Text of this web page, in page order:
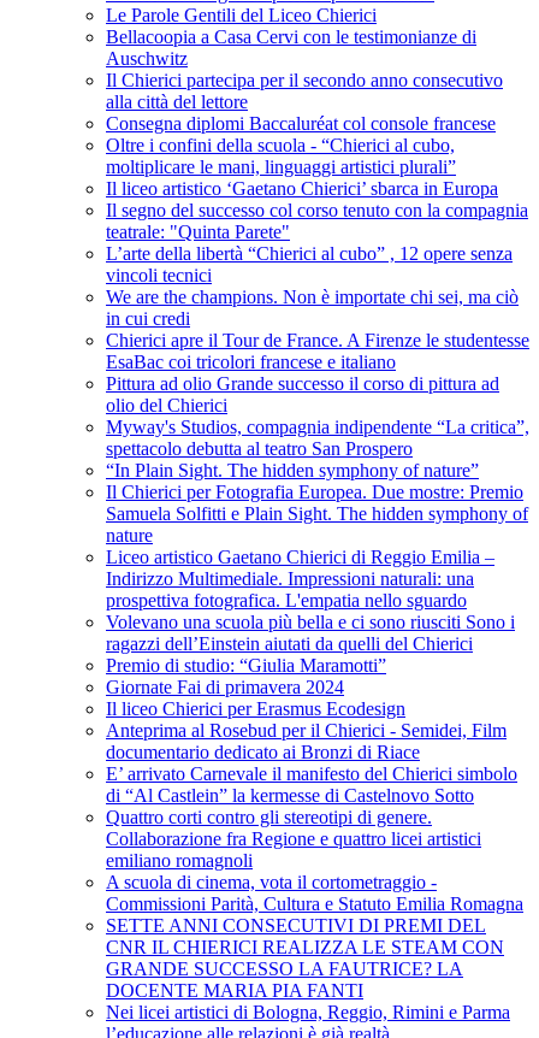
Le Parole Gentili del Liceo Chierici
Bellacoopia a Casa Cervi con le testimonianze di
Auschwitz
Il Chierici partecipa per il secondo anno consecutivo
alla città del lettore
Consegna diplomi Baccaluréat col console francese
Oltre i confini della scuola - “Chierici al cubo,
moltiplicare le mani, linguaggi artistici plurali”
Il liceo artistico ‘Gaetano Chierici’ sbarca in Europa
Il segno del successo col corso tenuto con la compagnia
teatrale: "Quinta Parete"
L’arte della libertà “Chierici al cubo” , 12 opere senza
vincoli tecnici
We are the champions. Non è importate chi sei, ma ciò
in cui credi
Chierici apre il Tour de France. A Firenze le studentesse
EsaBac coi tricolori francese e italiano
Pittura ad olio Grande successo il corso di pittura ad
olio del Chierici
Myway's Studios, compagnia indipendente “La critica”,
spettacolo debutta al teatro San Prospero
“In Plain Sight. The hidden symphony of nature”
Il Chierici per Fotografia Europea. Due mostre: Premio
Samuela Solfitti e Plain Sight. The hidden symphony of
nature
Liceo artistico Gaetano Chierici di Reggio Emilia –
Indirizzo Multimediale. Impressioni naturali: una
prospettiva fotografica. L'empatia nello sguardo
Volevano una scuola più bella e ci sono riusciti Sono i
ragazzi dell’Einstein aiutati da quelli del Chierici
Premio di studio: “Giulia Maramotti”
Giornate Fai di primavera 2024
Il liceo Chierici per Erasmus Ecodesign
Anteprima al Rosebud per il Chierici - Semidei, Film
documentario dedicato ai Bronzi di Riace
E’ arrivato Carnevale il manifesto del Chierici simbolo
di “Al Castlein” la kermesse di Castelnovo Sotto
Quattro corti contro gli stereotipi di genere.
Collaborazione fra Regione e quattro licei artistici
emiliano romagnoli
A scuola di cinema, vota il cortometraggio -
Commissioni Parità, Cultura e Statuto Emilia Romagna
SETTE ANNI CONSECUTIVI DI PREMI DEL
CNR IL CHIERICI REALIZZA LE STEAM CON
GRANDE SUCCESSO LA FAUTRICE? LA
DOCENTE MARIA PIA FANTI
Nei licei artistici di Bologna, Reggio, Rimini e Parma